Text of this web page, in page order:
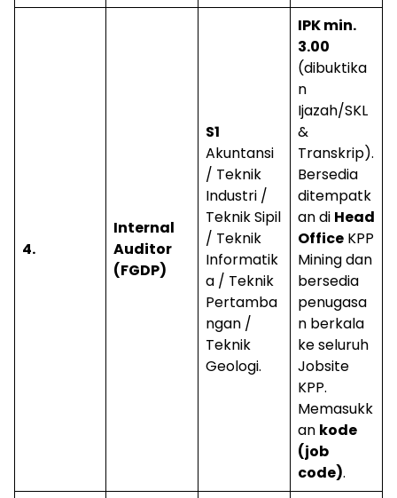
4.
Internal
Auditor
(FGDP)
S1
Akuntansi
/ Teknik
Industri /
Teknik Sipil
/ Teknik
Informatik
a / Teknik
Pertamba
ngan /
Teknik
Geologi.
IPK min.
3.00
(dibuktika
n
Ijazah/SKL
&
Transkrip).
Bersedia
ditempatk
an di Head
Office KPP
Mining dan
bersedia
penugasa
n berkala
ke seluruh
Jobsite
KPP.
Memasukk
an kode
(job
code).